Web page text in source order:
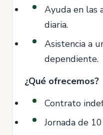
Ayuda en las
diaria.
Asistencia a
dependiente.
¿Qué ofrecemos?
Contrato
Jornada de